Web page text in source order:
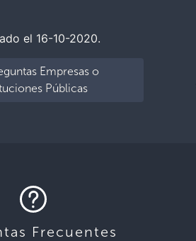
el 16-10-2020.
Empresas o
Públicas
Frecuentes